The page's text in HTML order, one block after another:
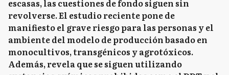
escasas, las cuestiones de fondo siguen sin
revolverse. El estudio reciente pone de
manifiesto el grave riesgo para las personas y el
ambiente del modelo de producción basado en
monocultivos, transgénicos y agrotóxicos.
Además, revela que se siguen utilizando